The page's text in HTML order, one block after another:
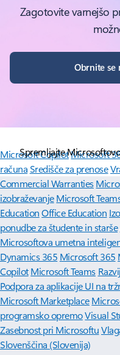
Zagotovite varnejšo
Obrnite se
Spremljajte
Microsoft CopilotMicrosoft
računaSredišče za prenose
Commercial Warranties
izobraževanje Microsoft
Education Office Education
ponudbe za študente in starše
Microsoftova umetna
Dynamics 365 Microsoft 365
Copilot Microsoft Teams
Podpora za aplikacije UI na
Microsoft Marketplace
programsko opremoVisual
Zasebnost pri Microsoftu
Slovenščina (Slovenija)